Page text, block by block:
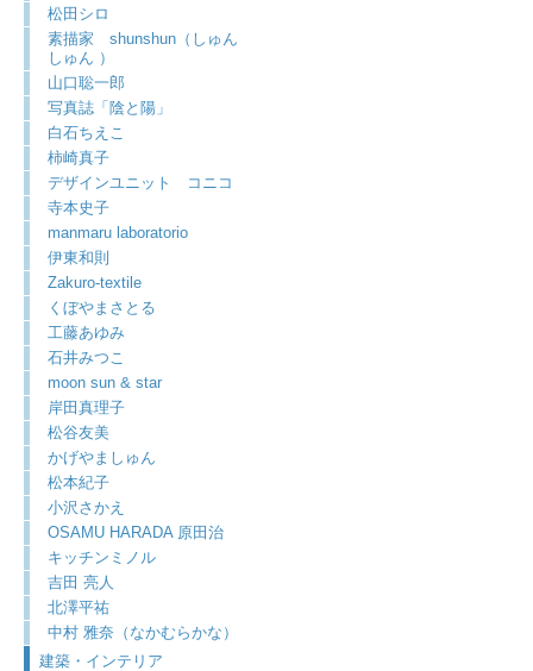
松田シロ
素描家 shunshun（しゅん
しゅん ）
山口聡一郎
写真誌「陰と陽」
白石ちえこ
柿崎真子
デザインユニット コニコ
寺本史子
manmaru laboratorio
伊東和則
Zakuro-textile
くぼやまさとる
工藤あゆみ
石井みつこ
moon sun & star
岸田真理子
松谷友美
かげやましゅん
松本紀子
小沢さかえ
OSAMU HARADA 原田治
キッチンミノル
吉田 亮人
北澤平祐
中村 雅奈（なかむらかな）
建築・インテリア